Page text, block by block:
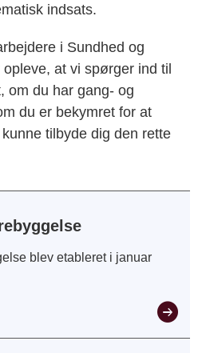
indsats.
i Sundhed og
at vi spørger ind til
om du har gang- og
du er bekymret for at
tilbyde dig den rette
blev etableret i januar